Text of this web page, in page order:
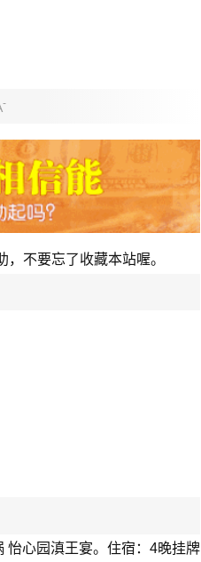
-
不要忘了收藏本站喔。
怡心园滇王宴。住宿：4晚挂牌